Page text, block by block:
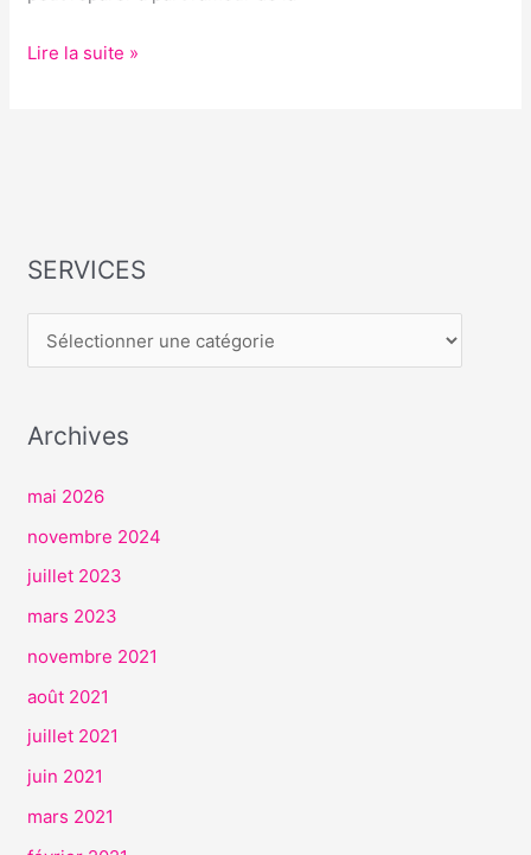
Lire la suite »
SERVICES
S
V
C
Archives
mai 2026
novembre 2024
juillet 2023
mars 2023
novembre 2021
août 2021
juillet 2021
juin 2021
mars 2021